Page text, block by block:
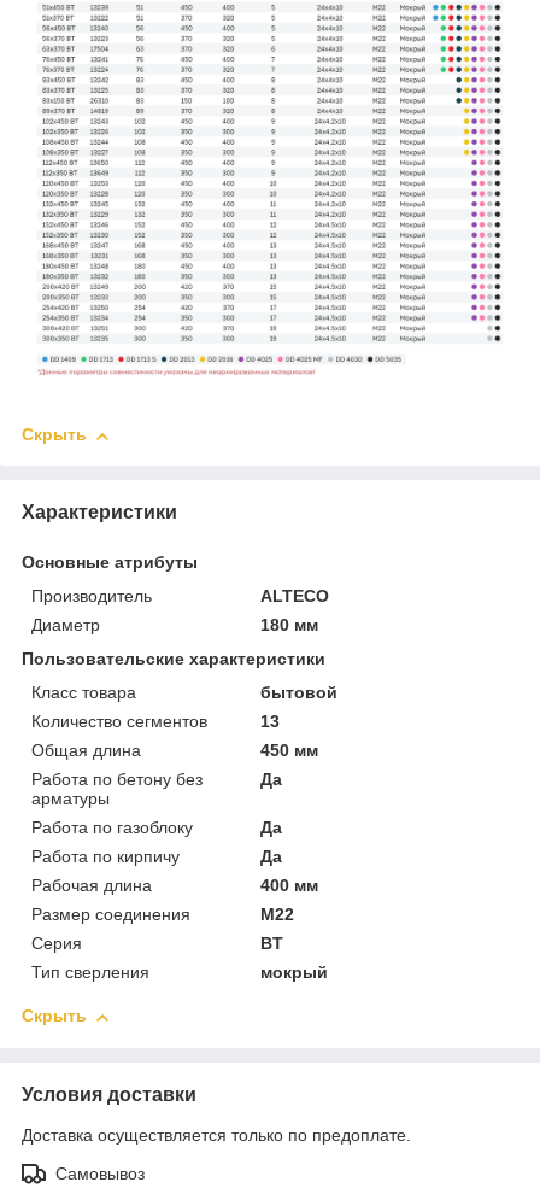
Скрыть
Характеристики
Основные атрибуты
Производитель
ALTECO
Диаметр
180 мм
Пользовательские характеристики
Класс товара
бытовой
Количество сегментов
13
Общая длина
450 мм
Работа по бетону без
арматуры
Да
Работа по газоблоку
Да
Работа по кирпичу
Да
Рабочая длина
400 мм
Размер соединения
М22
Серия
BТ
Тип сверления
мокрый
Скрыть
Условия доставки
Доставка осуществляется только по предоплате.
Самовывоз